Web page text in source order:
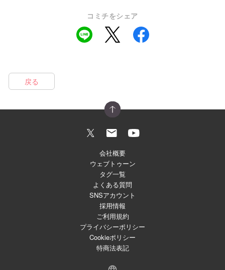
コミチをシェア
戻る
会社概要
ウェブトゥーン
タグ一覧
よくある質問
SNSアカウント
採用情報
ご利用規約
プライバシーポリシー
Cookieポリシー
特商法表記